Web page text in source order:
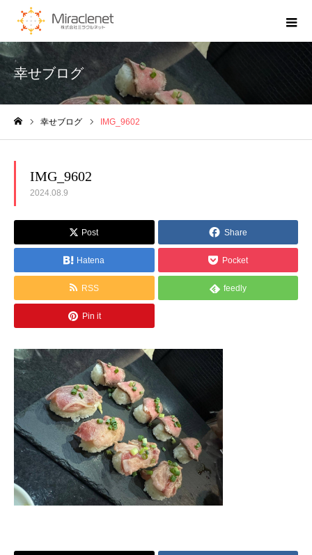
幸せブログ
幸せブログ IMG_9602
IMG_9602
2024.08.9
Post Share
Hatena Pocket
RSS feedly
Pin it